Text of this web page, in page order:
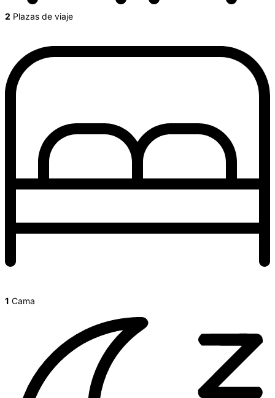
2 Plazas de viaje
1 Cama